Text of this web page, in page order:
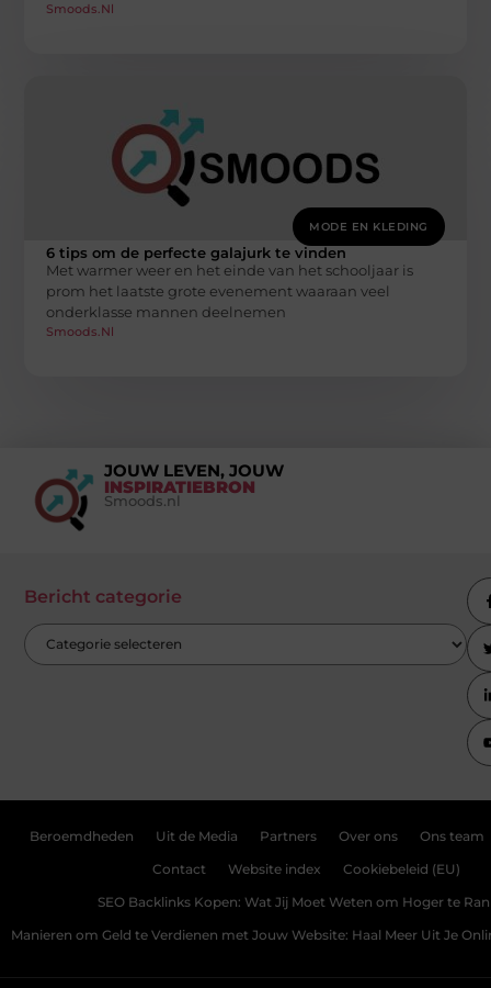
Smoods.nl
MODE EN KLEDING
6 tips om de perfecte galajurk te vinden
Met warmer weer en het einde van het schooljaar is
prom het laatste grote evenement waaraan veel
onderklasse mannen deelnemen
Smoods.nl
JOUW LEVEN, JOUW
INSPIRATIEBRON
Smoods.nl
Bericht categorie
Beroemdheden Uit de Media Partners Over ons Ons team
Contact Website index Cookiebeleid (EU)
SEO Backlinks Kopen: Wat Jij Moet Weten om Hoger te
Manieren om Geld te Verdienen met Jouw Website: Haal Meer Uit Je